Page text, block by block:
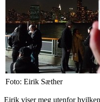
Foto: Eirik Sæther
Eirik viser meg utenfor